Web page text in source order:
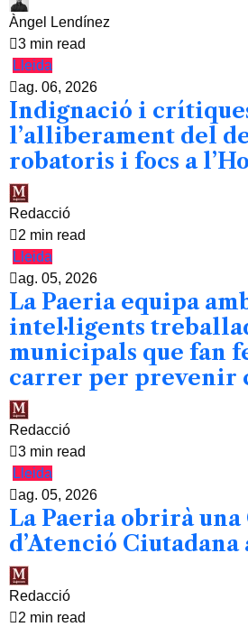
Àngel Lendínez
3 min read
Lleida
ag. 06, 2026
Indignació i
l’alliberament del
robatoris i focs a
Redacció
2 min read
Lleida
ag. 05, 2026
La Paeria equipa
intel·ligents
municipals que fan
carrer per prevenir
Redacció
3 min read
Lleida
ag. 05, 2026
La Paeria obrirà
d’Atenció Ciutadana
Redacció
2 min read